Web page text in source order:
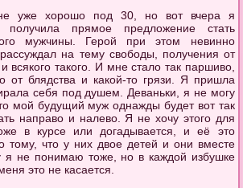
уже хорошо под 30, но вот вчера я
прямое предложение стать
мужчины. Герой при этом невинно
на тему свободы, получения от
всякого такого. И мне стало так паршиво,
от блядства и какой-то грязи. Я пришла
себя под душем. Деваньки, я не могу
мой будущий муж однажды будет вот так
направо и налево. Я не хочу этого для
в курсе или догадывается, и её это
тому, что у них двое детей и они вместе
не понимаю тоже, но в каждой избушке
это не касается.